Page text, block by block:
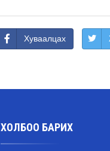
Хуваалцах
ХОЛБОО БАРИХ